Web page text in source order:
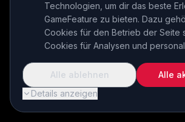
INSERT COIN TO
Technologien, um dir das beste
GameFeature zu bieten. Dazu
Cookies für den Betrieb der Seite
Cookies für Analysen und
Details anzeigen
Alle ablehnen Alle